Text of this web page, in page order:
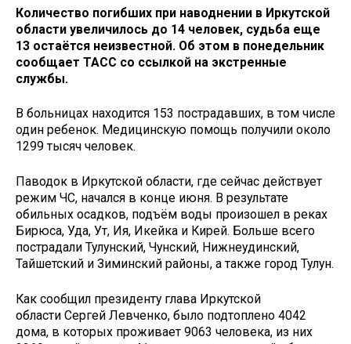
Количество погибших при наводнении в Иркутской
области увеличилось до 14 человек, судьба еще
13 остаётся неизвестной. Об этом в понедельник
сообщает ТАСС со ссылкой на экстренные
службы.
В больницах находится 153 пострадавших, в том числе
один ребенок. Медицинскую помощь получили около
1299 тысяч человек.
Паводок в Иркутской области, где сейчас действует
режим ЧС, начался в конце июня. В результате
обильных осадков, подъём воды произошел в реках
Бирюса, Уда, Ут, Ия, Икейка и Кирей. Больше всего
пострадали Тулунский, Чунский, Нижнеудинский,
Тайшетский и Зиминский районы, а также город Тулун.
Как сообщил президенту глава Иркутской
области Сергей Левченко, было подтоплено 4042
дома, в которых проживает 9063 человека, из них